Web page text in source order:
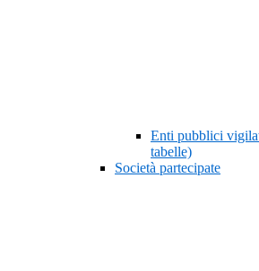
Enti pubblici
tabelle)
Società partecipate